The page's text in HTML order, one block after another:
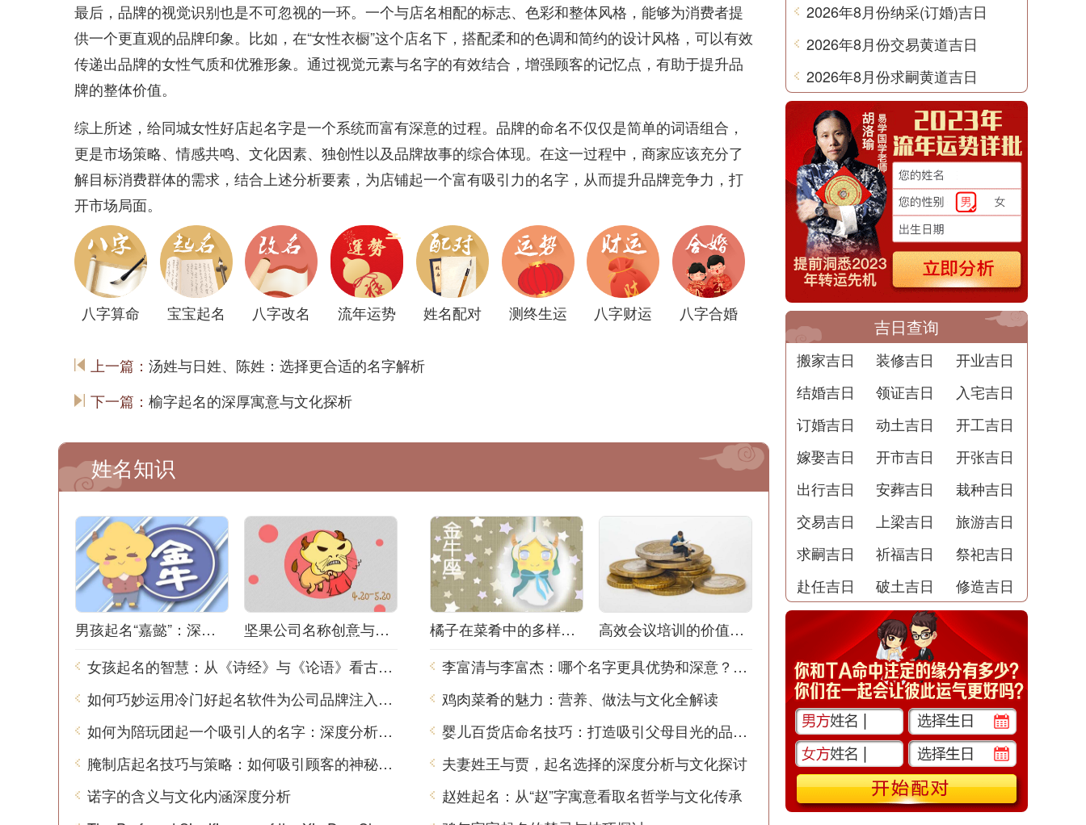
最后，品牌的视觉识别也是不可忽视的一环。一个与店名相配的标志、色彩和整体风格，能够为消费者提
供一个更直观的品牌印象。比如，在“女性衣橱”这个店名下，搭配柔和的色调和简约的设计风格，可以有效
传递出品牌的女性气质和优雅形象。通过视觉元素与名字的有效结合，增强顾客的记忆点，有助于提升品
牌的整体价值。
综上所述，给同城女性好店起名字是一个系统而富有深意的过程。品牌的命名不仅仅是简单的词语组合，
更是市场策略、情感共鸣、文化因素、独创性以及品牌故事的综合体现。在这一过程中，商家应该充分了
解目标消费群体的需求，结合上述分析要素，为店铺起一个富有吸引力的名字，从而提升品牌竞争力，打
开市场局面。
八字算命 宝宝起名 八字改名 流年运势 姓名配对 测终生运 八字财运 八字合婚
上一篇： 汤姓与日姓、陈姓：选择更合适的名字解析
下一篇： 榆字起名的深厚寓意与文化探析
姓名知识
男孩起名“嘉懿”：深入解析其寓意与文化内涵
坚果公司名称创意与品牌定位深度分析
女孩起名的智慧：从《诗经》与《论语》看古代文化的传承与美德
如何巧妙运用冷门好起名软件为公司品牌注入活力
如何为陪玩团起一个吸引人的名字：深度分析与建议
腌制店起名技巧与策略：如何吸引顾客的神秘法则
诺字的含义与文化内涵深度分析
橘子在菜肴中的多样运用：美味与健康兼得的好选择
高效会议培训的价值与策略：提升团队沟通与合作能力
李富清与李富杰：哪个名字更具优势和深意？分析名字背后的文化和影响力
鸡肉菜肴的魅力：营养、做法与文化全解读
婴儿百货店命名技巧：打造吸引父母目光的品牌名称
夫妻姓王与贾，起名选择的深度分析与文化探讨
赵姓起名：从“赵”字寓意看取名哲学与文化传承
2026年8月份纳采(订婚)吉日
2026年8月份交易黄道吉日
2026年8月份求嗣黄道吉日
吉日查询
搬家吉日 装修吉日
开业吉日
结婚吉日
领证吉日
入宅吉日
订婚吉日
动土吉日
开工吉日
嫁娶吉日
开市吉日
开张吉日
出行吉日
安葬吉日
栽种吉日
交易吉日
上梁吉日
旅游吉日
求嗣吉日
祈福吉日
祭祀吉日
赴任吉日
破土吉日 修造吉日